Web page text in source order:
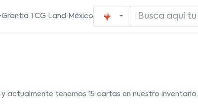
Grantia TCG Land México
actualmente tenemos 15 cartas en nuestro inventario.